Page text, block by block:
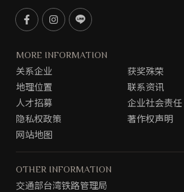
F
c
b
o
o
k
页
I
s
m
L
n
MORE INFORMATION
关系企业
获奖殊荣
地理位置
联系资讯
人才招募
企业社会责任
隐私权政策
著作权声明
网站地图
OTHER INFORMATION
交通部台湾铁路管理局